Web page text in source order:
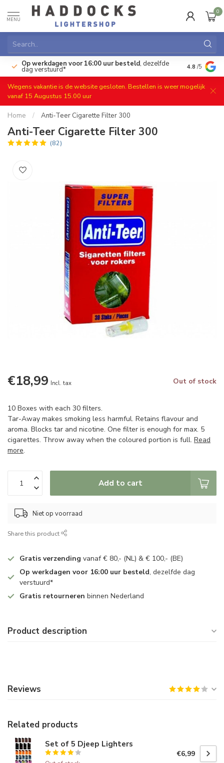
MENU
0
Op werkdagen voor 16:00 uur besteld, dezelfde
dag verstuurd* Gratis
4.8 /5
Wegens vakantie is de website gesloten. Bestellen is weer mogelijk
vanaf 15 Augustus 15.00 uur
Home / Anti-Teer Cigarette Filter 300
Anti-Teer Cigarette Filter 300
(82)
€18,99 Incl. tax Out of stock
10 Boxes with each 30 filters.
Tar-Away makes smoking less harmful. Retains flavour and
aroma. Blocks tar and nicotine. One filter is enough for max. 5
cigarettes. Throw away when the coloured portion is full. Read
more.
Add to cart
Niet op voorraad
Share this product
Gratis verzending vanaf € 80,- (NL) & € 100,- (BE)
Op werkdagen voor 16:00 uur besteld, dezelfde dag
verstuurd*
Gratis retourneren binnen Nederland
Product description
Reviews
Related products
Set of 5 Djeep Lighters
€6,99